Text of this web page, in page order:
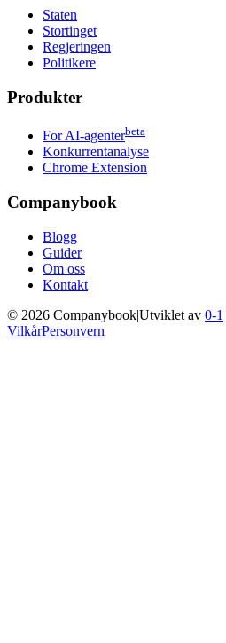
Staten
Stortinget
Regjeringen
Politikere
Produkter
For AI-agenterbeta
Konkurrentanalyse
Chrome Extension
Companybook
Blogg
Guider
Om oss
Kontakt
© 2026 Companybook|Utviklet av 0-1
VilkårPersonvern